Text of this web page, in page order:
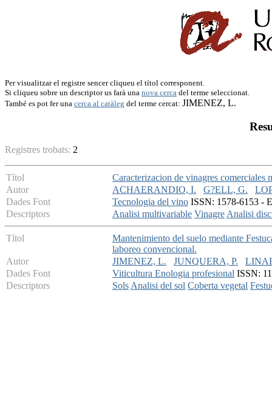
Per visualitzar el registre sencer cliqueu el títol corresponent.
Si cliqueu sobre un descriptor us farà una nova cerca del terme seleccionat.
També es pot fer una cerca al catàleg del terme cercat: JIMENEZ, L.
Registres trobats: 2
Títol
Caracterizacion de vinagres comerciales
Autor
ACHAERANDIO, I. G?ELL, G.
Dades Font
Tecnologia del vino ISSN: 1578-6153 -
Descriptors
Analisi multivariable VinagreAnalisi
Títol
Mantenimiento del suelo mediante
laboreo convencional.
Autor
JIMENEZ, L. JUNQUERA, P.
Dades Font
Viticultura Enologia profesional ISSN:
Descriptors
SolsAnalisi del sol Coberta vegetal